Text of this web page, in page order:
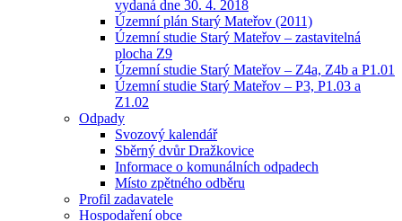
vydaná dne 30. 4. 2018
Územní plán Starý Mateřov (2011)
Územní studie Starý Mateřov – zastavitelná
plocha Z9
Územní studie Starý Mateřov – Z4a, Z4b a P1.01
Územní studie Starý Mateřov – P3, P1.03 a
Z1.02
Odpady
Svozový kalendář
Sběrný dvůr Dražkovice
Informace o komunálních odpadech
Místo zpětného odběru
Profil zadavatele
Hospodaření obce